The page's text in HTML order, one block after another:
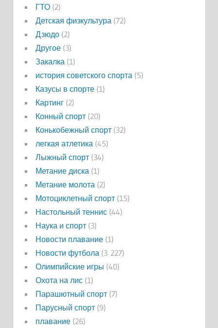
ГТО(2)
Детская физкультура(72)
Дзюдо(2)
Другое(3)
Закалка(1)
история советского спорта(5)
Казусы в спорте(1)
Картинг(2)
Конный спорт(20)
Конькобежный спорт(32)
легкая атлетика(45)
Лыжный спорт(34)
Метание диска(1)
Метание молота(2)
Мотоциклетный спорт(15)
Настольный теннис(44)
Наука и спорт(3)
Новости плавание(1)
Новости футбола(3 227)
Олимпийские игры (40)
Охота на лис(1)
Парашютный спорт(7)
Парусный спорт(9)
плавание(26)